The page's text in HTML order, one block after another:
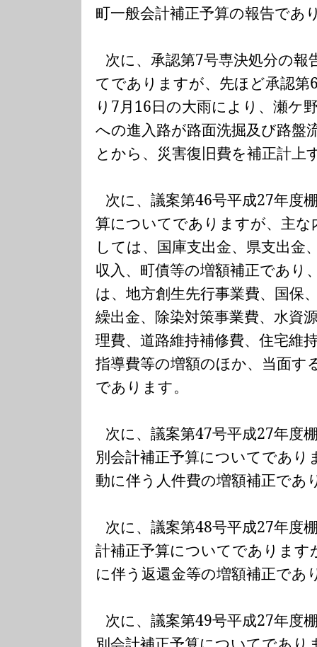
町一般会計補正予算の報告であ
次に、承認第7号専決処分の報
てでありますが、先ほど承認第
り 7月16日の大雨により、瀬ケ
への進入路が路面洗掘及び路盤
とから、災害復旧費を補正計上
次に、議案第46号平成27年度
算についてでありますが、主
しては、国庫支出金、県支出金
収入、町債等の増額補正であり
は、地方創生先行事業費、国保
繰出金、除染対策事業費、水資
理費、道路維持補修費、住宅維
指導費等の増額のほか、当面す
であります。
次に、議案第47号平成27年度
別会計補正予算についてであり
動に伴う人件費の増額補正であ
次に、議案第48号平成27年度
計補正予算についてであります
に伴う返還金等の増額補正であ
次に、議案第49号平成27年度